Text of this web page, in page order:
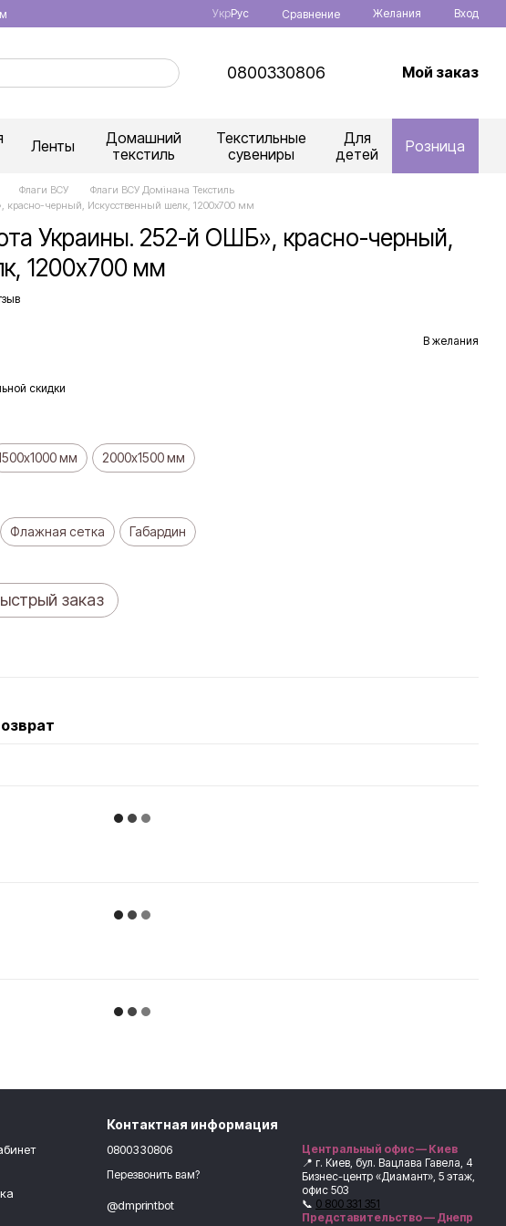
УкрРус Сравнение Желания Вход
0800330806 Мой заказ
Ленты
Домашний
текстиль
Текстильные
сувениры
Для
детей
Розница
Флаги ВСУ
Флаги ВСУ Домінана Текстиль
черный, Искусственный шелк, 1200х700 мм
Украины. 252-й ОШБ», красно-черный,
1200х700 мм
В желания
скидки
мм 2000х1500 мм
Флажная сетка Габардин
заказ
Контактная информация
0800330806
Перезвонить вам?
@dmprintbot
Центральный офис — Киев
📍 г. Киев, бул. Вацлава Гавела, 4
Бизнес-центр «Диамант», 5 этаж,
офис 503
📞 0 800 331 351
Представительство — Днепр